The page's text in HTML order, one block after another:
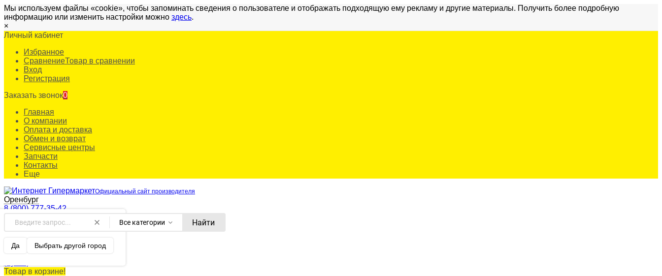
Мы используем файлы «cookie», чтобы запоминать сведения о пользователе и отображать подходящую ему рекламу и другие материалы. Получить более подробную
информацию или изменить настройки можно здесь.
×
Личный кабинет
Избранное
СравнениеТовар в сравнении
Вход
Регистрация
Заказать звонок0
Главная
О компании
Оплата и доставка
Обмен и возврат
Сервисные центры
Запчасти
Контакты
Еще
Официальный сайт производителя
Оренбург
Оренбург ваш город?
Да Выбрать другой город
8 (800) 777-35-42
Все категории Найти
Корзина
Товар в корзине!